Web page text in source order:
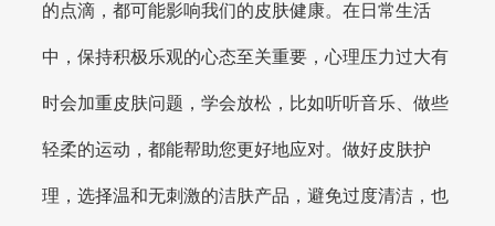
的点滴，都可能影响我们的皮肤健康。在日常生活
中，保持积极乐观的心态至关重要，心理压力过大有
时会加重皮肤问题，学会放松，比如听听音乐、做些
轻柔的运动，都能帮助您更好地应对。做好皮肤护
理，选择温和无刺激的洁肤产品，避免过度清洁，也